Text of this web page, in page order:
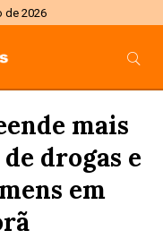
de 2026
mais
drogas e
em